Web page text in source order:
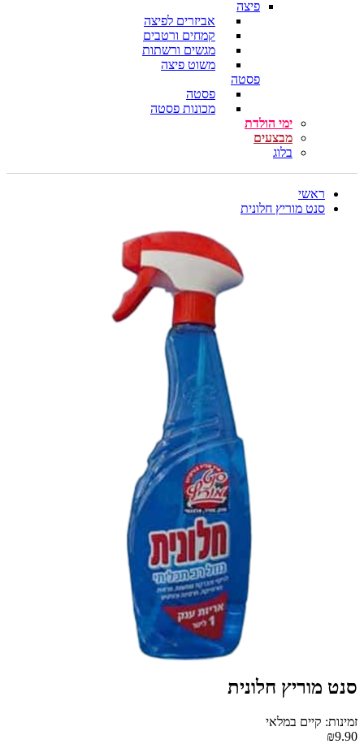
פיצה
אביזרים לפיצה
קמחים ורטבים
מגשים ורשתות
משוט פיצה
פסטה
פסטה
מכונות פסטה
ימי הולדת
מבצעים
בלוג
ראשי
סנט מוריץ חלונית
סנט מוריץ חלונית
זמינות: קיים במלאי
₪9.90